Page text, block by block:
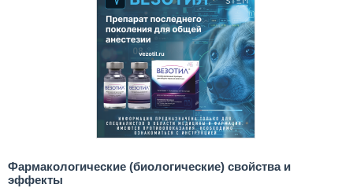
Фармакологические (биологические) свойства и
эффекты